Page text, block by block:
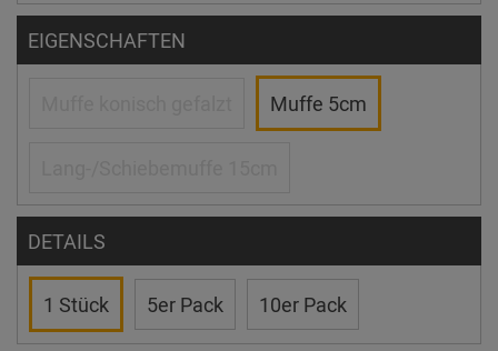
EIGENSCHAFTEN
Muffe 5cm
DETAILS
1 Stück 5er Pack 10er Pack